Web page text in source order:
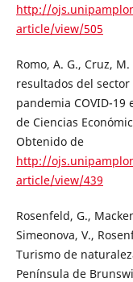
http://
article/view/505
Romo, A. G., Cruz,
resultados del
pandemia COVID-19
de Ciencias
Obtenido de
http://
article/view/439
Rosenfeld, G.,
Simeonova, V.,
Turismo de
Península de